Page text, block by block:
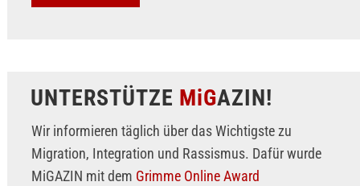
UNTERSTÜTZE MiGAZIN!
Wir informieren täglich über das Wichtigste zu
Migration, Integration und Rassismus. Dafür wurde
MiGAZIN mit dem Grimme Online Award